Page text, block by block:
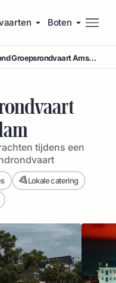
Boten
Avond Groepsrondvaart Amsterdam
tijdens een
Lokale catering